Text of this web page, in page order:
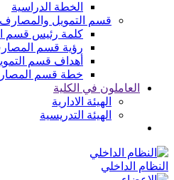
الخطة الدراسية
قسم التمويل والمصارف
كلمة رئيس قسم
رؤية قسم
أهداف قسم
خطة قسم
العاملون في الكلية
الهيئة الادارية
الهيئة التدريسية
النظام الداخلي